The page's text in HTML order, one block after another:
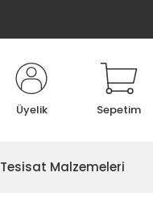
Üyelik Sepetim
Tesisat Malzemeleri